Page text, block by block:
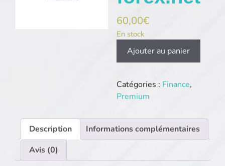
60,00€
En stock
quantité
forex.net
Ajouter au panier
Catégories : Finance,
Premium
Description
Informations complémentaires
Avis (0)